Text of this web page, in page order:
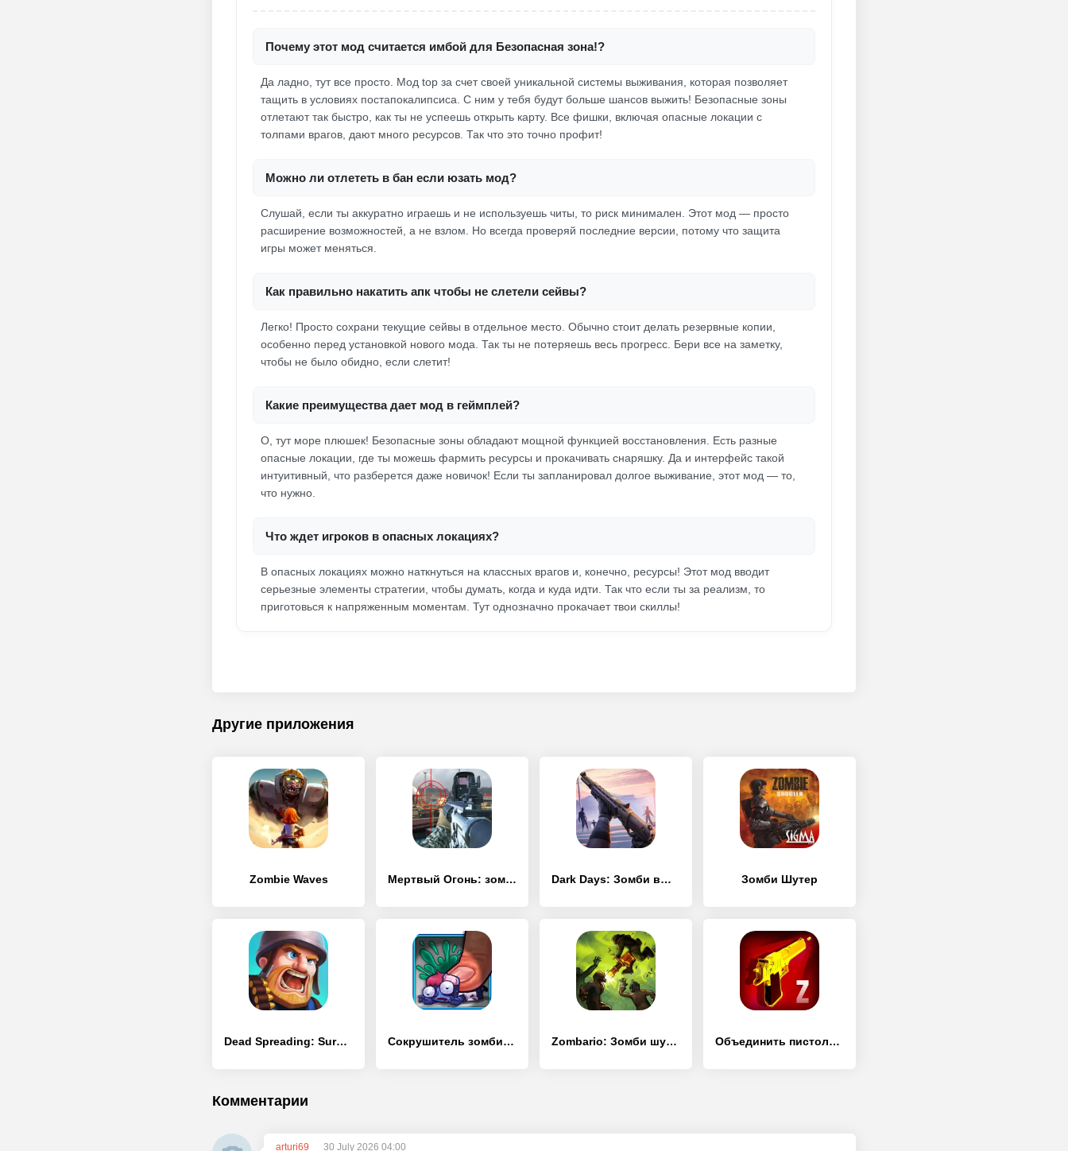
Почему этот мод считается имбой для Безопасная зона!?
Да ладно, тут все просто. Мод top за счет своей уникальной системы выживания, которая позволяет
тащить в условиях постапокалипсиса. С ним у тебя будут больше шансов выжить! Безопасные зоны
отлетают так быстро, как ты не успеешь открыть карту. Все фишки, включая опасные локации с
толпами врагов, дают много ресурсов. Так что это точно профит!
Можно ли отлететь в бан если юзать мод?
Слушай, если ты аккуратно играешь и не используешь читы, то риск минимален. Этот мод — просто
расширение возможностей, а не взлом. Но всегда проверяй последние версии, потому что защита
игры может меняться.
Как правильно накатить апк чтобы не слетели сейвы?
Легко! Просто сохрани текущие сейвы в отдельное место. Обычно стоит делать резервные копии,
особенно перед установкой нового мода. Так ты не потеряешь весь прогресс. Бери все на заметку,
чтобы не было обидно, если слетит!
Какие преимущества дает мод в геймплей?
О, тут море плюшек! Безопасные зоны обладают мощной функцией восстановления. Есть разные
опасные локации, где ты можешь фармить ресурсы и прокачивать снаряшку. Да и интерфейс такой
интуитивный, что разберется даже новичок! Если ты запланировал долгое выживание, этот мод — то,
что нужно.
Что ждет игроков в опасных локациях?
В опасных локациях можно наткнуться на классных врагов и, конечно, ресурсы! Этот мод вводит
серьезные элементы стратегии, чтобы думать, когда и куда идти. Так что если ты за реализм, то
приготовься к напряженным моментам. Тут однозначно прокачает твои скиллы!
Другие приложения
Zombie Waves Мертвый Огонь: зомби Стрельба Dark Days: Зомби выживание Зомби Шутер
Dead Spreading: Survival Сокрушитель зомби Zombie Smash Zombario: Зомби шутер! Останови зомби-апокалипсис Объединить пистолет и стрелять зомби
Комментарии
arturi69 30 July 2026 04:00